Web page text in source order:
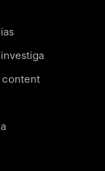
content